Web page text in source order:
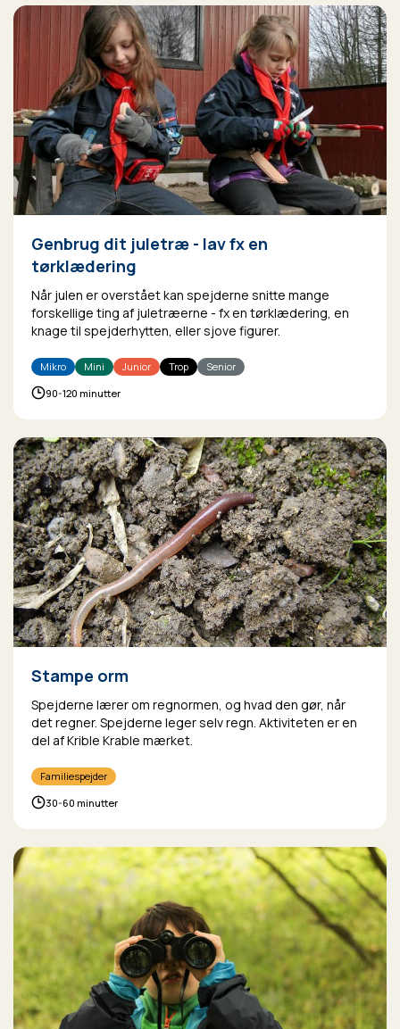
Genbrug dit juletræ - lav fx en
tørklædering
Når julen er overstået kan spejderne snitte mange
forskellige ting af juletræerne - fx en tørklædering, en
knage til spejderhytten, eller sjove figurer.
Mikro Mini Junior Trop
Senior
90-120 minutter
Stampe orm
Spejderne lærer om regnormen, og hvad den gør, når
det regner. Spejderne leger selv regn. Aktiviteten er en
del af Krible Krable mærket.
Familiespejder
30-60 minutter